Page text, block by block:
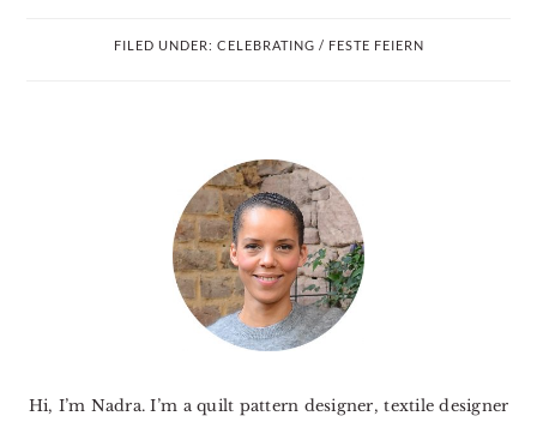
FILED UNDER: CELEBRATING / FESTE FEIERN
Hi, I’m Nadra. I’m a quilt pattern designer, textile designer